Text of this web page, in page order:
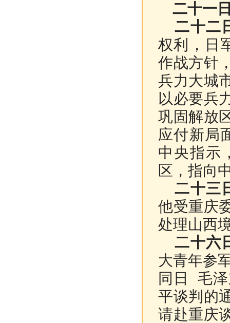
二十一
二十二
权利，日
作战方针
兵力大城
以必要兵
巩固解放
应付新局
中央指示
区，指向
二十三
他受重庆
处理山西
二十六
大青年参
同日 毛
平谈判的
请赴重庆